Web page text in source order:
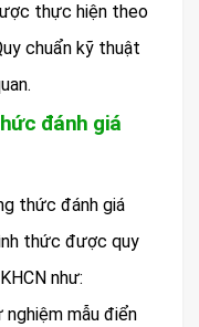
thực hiện theo
chuẩn kỹ thuật
đánh giá
thức đánh giá
thức được quy
như:
mẫu điển